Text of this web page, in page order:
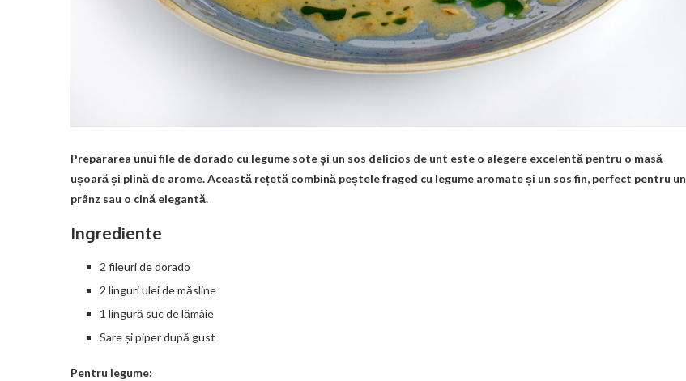
Prepararea unui file de dorado cu legume sote și un sos delicios de unt este o alegere excelentă pentru o masă
ușoară și plină de arome. Această rețetă combină peștele fraged cu legume aromate și un sos fin, perfect pentru un
prânz sau o cină elegantă.
Ingrediente
2 fileuri de dorado
2 linguri ulei de măsline
1 lingură suc de lămâie
Sare și piper după gust
Pentru legume: